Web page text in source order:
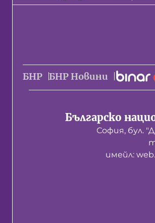
БНР БНР Новини
Българско
София, бул.
имейл: